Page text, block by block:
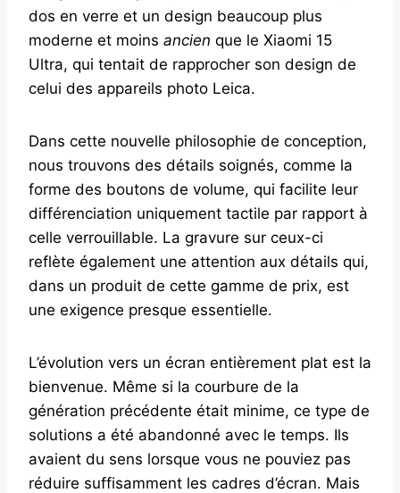
dos en verre et un design beaucoup plus
moderne et moins ancien que le Xiaomi 15
Ultra, qui tentait de rapprocher son design de
celui des appareils photo Leica.
Dans cette nouvelle philosophie de conception,
nous trouvons des détails soignés, comme la
forme des boutons de volume, qui facilite leur
différenciation uniquement tactile par rapport à
celle verrouillable. La gravure sur ceux-ci
reflète également une attention aux détails qui,
dans un produit de cette gamme de prix, est
une exigence presque essentielle.
L’évolution vers un écran entièrement plat est la
bienvenue. Même si la courbure de la
génération précédente était minime, ce type de
solutions a été abandonné avec le temps. Ils
avaient du sens lorsque vous ne pouviez pas
réduire suffisamment les cadres d’écran. Mais